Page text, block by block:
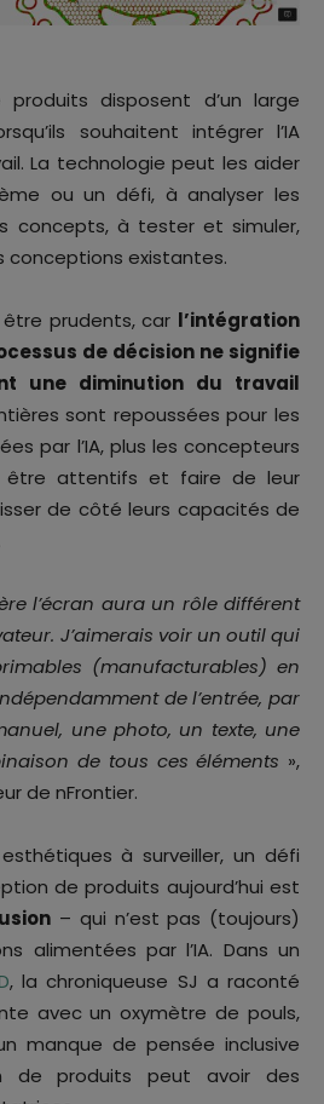
disposent d’un large
souhaitent intégrer l’IA
La technologie peut les aider
ou un défi, à analyser les
concepts, à tester et simuler,
conceptions existantes.
prudents, car l’intégration
de décision ne signifie
une diminution du travail
sont repoussées pour les
par l’IA, plus les concepteurs
être attentifs et faire de leur
de côté leurs capacités de
l’écran aura un rôle différent
J’aimerais voir un outil qui
(manufacturables) en
de l’entrée, par
une photo, un texte, une
de tous ces éléments »,
de nFrontier.
à surveiller, un défi
de produits aujourd’hui est
– qui n’est pas (toujours)
alimentées par l’IA. Dans un
, la chroniqueuse SJ a raconté
avec un oxymètre de pouls,
manque de pensée inclusive
de produits peut avoir des